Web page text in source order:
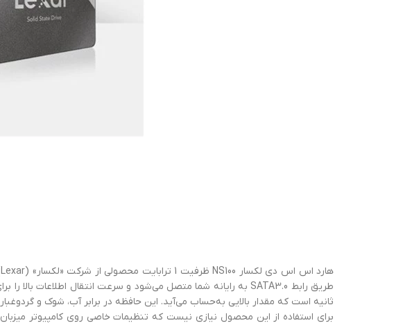
ثانیه است که مقدار بالایی به‌حساب می‌آید. این حافظه در برابر آب، شوک و